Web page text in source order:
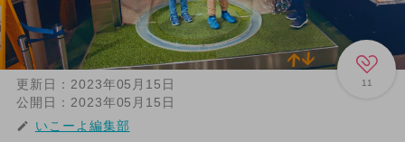
11
更新日： 2023年05月15日
公開日： 2023年05月15日
いこーよ編集部